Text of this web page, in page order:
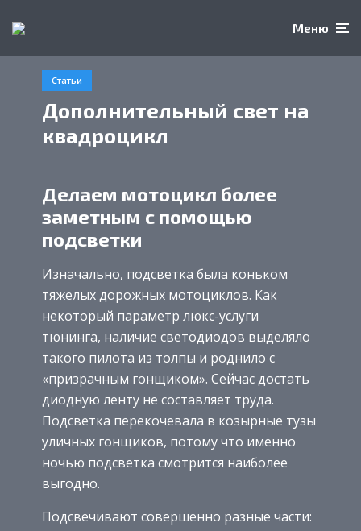
Меню
Статьи
Дополнительный свет на
квадроцикл
Делаем мотоцикл более
заметным с помощью
подсветки
Изначально, подсветка была коньком
тяжелых дорожных мотоциклов. Как
некоторый параметр люкс-услуги
тюнинга, наличие светодиодов выделяло
такого пилота из толпы и роднило с
«призрачным гонщиком». Сейчас достать
диодную ленту не составляет труда.
Подсветка перекочевала в козырные тузы
уличных гонщиков, потому что именно
ночью подсветка смотрится наиболее
выгодно.
Подсвечивают совершенно разные части: